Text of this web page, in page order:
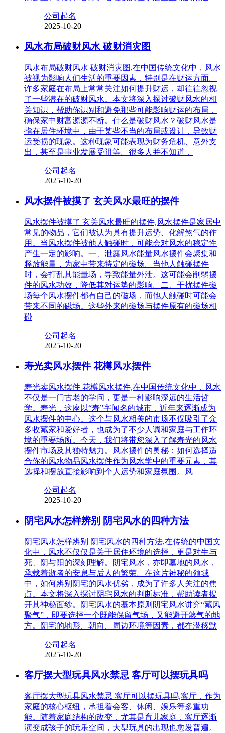
公司起名
2025-10-20
风水布局破财风水 破财消灾图
风水布局破财风水 破财消灾图,在中国传统文化中，风水
被视为影响人们生活的重要因素，特别是在财运方面。
许多家庭在布局上常常关注如何提升财运，却往往忽视
了一些潜在的破财风水。本文将深入探讨破财风水的相
关知识，帮助你识别和避免那些可能影响财运的布局，
确保家中财富源源不断。什么是破财风水？破财风水是
指在居住环境中，由于某些不当的布局或设计，导致财
运受损的现象。这种现象可能表现为财务危机、意外支
出，甚至是事业发展受阻等。很多人并不知道，
公司起名
2025-10-20
风水摆件被摸了 玄关风水最旺的摆件
风水摆件被摸了 玄关风水最旺的摆件,风水摆件是家居中
常见的物品，它们被认为具有提升运势、化解煞气的作
用。当风水摆件被他人触碰时，可能会对风水的稳定性
产生一定的影响。一、泄露风水能量风水摆件会聚集和
释放能量，为家中带来特定的磁场。当他人触碰摆件
时，会打乱其能量场，导致能量外泄。这可能会削弱摆
件的风水功效，降低其对运势的影响。二、干扰摆件磁
场每个风水摆件都有自己的磁场，而他人触碰时可能会
带来不同的磁场。这些外来的磁场与摆件原有的磁场相
碰
公司起名
2025-10-20
寿光卖风水摆件 花樽风水摆件
寿光卖风水摆件 花樽风水摆件,在中国传统文化中，风水
不仅是一门古老的学问，更是一种影响深远的生活哲
学。寿光，这座以“寿”字闻名的城市，近年来逐渐成为
风水摆件的中心。这个与风水相关的市场不仅吸引了众
多收藏家和爱好者，也成为了不少人调和家庭与工作环
境的重要场所。今天，我们将带您深入了解寿光的风水
摆件市场及其独特魅力。风水摆件的奥秘：如何选择适
合你的风水物品风水摆件作为风水学中的重要元素，其
选择和摆放直接影响到个人运势和家庭氛围。风
公司起名
2025-10-20
阴宅风水怎样辨别 阴宅风水的四种方法
阴宅风水怎样辨别 阴宅风水的四种方法,在传统的中国文
化中，风水不仅仅是关于居住环境的选择，更是对生与
死、阴与阳的深刻理解。阴宅风水，亦即墓地的风水，
承载着逝者的安息与后人的繁荣。在这片神秘的领域
中，如何辨别阴宅的风水优劣，成为了许多人关注的焦
点。本文将深入探讨阴宅风水的判断标准，帮助读者揭
开其神秘面纱。阴宅风水的基本原则阴宅风水讲究“藏风
聚气”，即要选择一个既能保留气场，又能避开煞气的地
方。阴宅的地形、朝向、周边环境等因素，都在潜移默
公司起名
2025-10-20
客厅摆大型玩具风水禁忌 客厅可以摆玩具吗
客厅摆大型玩具风水禁忌 客厅可以摆玩具吗,客厅，作为
家庭的核心枢纽，承担着会客、休闲、娱乐等多重功
能。随着家庭结构的改变，尤其是育儿家庭，客厅逐渐
演变成孩子的玩乐空间，大型玩具的出现也愈发普遍。